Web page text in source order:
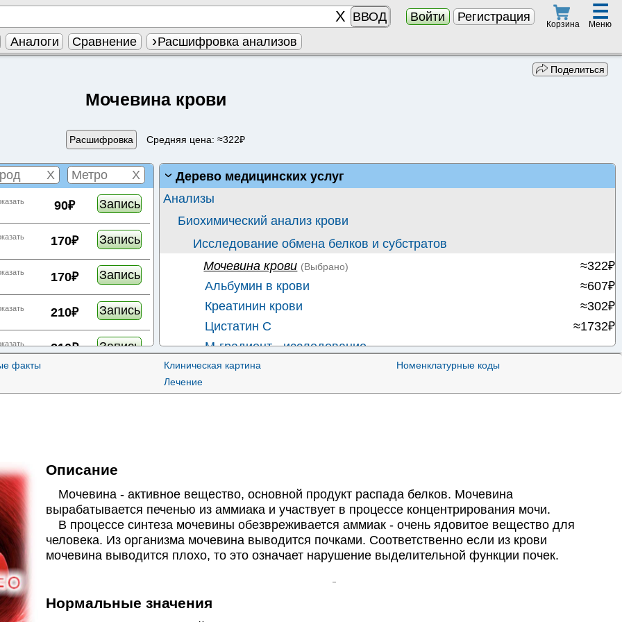
ВВОД Войти Регистрация
Корзина
☰
Меню
Аналоги Сравнение Расшифровка анализов
Поделиться
Мочевина крови
Расшифровка Средняя цена: ≈322₽
X X
Запись
90₽
Запись
170₽
Запись
170₽
Запись
210₽
Запись
210₽
Запись
255₽
Запись
255₽
Запись
320₽
320₽
Дерево медицинских услуг
Анализы
Биохимический анализ крови
Исследование обмена белков и субстратов
Мочевина крови (Выбрано)
≈322₽
Альбумин в крови
≈607₽
Креатинин крови
≈302₽
Цистатин С
≈1732₽
М-градиент - исследование
—
✚Белковые фракции крови
Тимоловая проба
факты
Клиническая картина
Лечение
Номенклатурные коды
Описание
Мочевина - активное вещество, основной продукт распада белков. Мочевина
вырабатывается печенью из аммиака и участвует в процессе концентрирования мочи.
В процессе синтеза мочевины обезвреживается аммиак - очень ядовитое вещество для
человека. Из организма мочевина выводится почками. Соответственно если из крови
мочевина выводится плохо, то это означает нарушение выделительной функции почек.
Нормальные значения